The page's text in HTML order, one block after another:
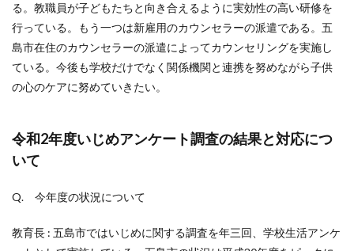
る。教職員が子どもたちと向き合えるように実効性の高い研修を
行っている。もう一つは新雇用のカウンセラーの派遣である。五
島市在住のカウンセラーの派遣によってカウンセリングを実施し
ている。今後も学校だけでなく関係機関と連携を努めながら子供
の心のケアに努めていきたい。
令和2年度いじめアンケート調査の結果と対応につ
いて
Q. 今年度の状況について
教育長 : 五島市ではいじめに関する調査を年三回、学校生活アンケ